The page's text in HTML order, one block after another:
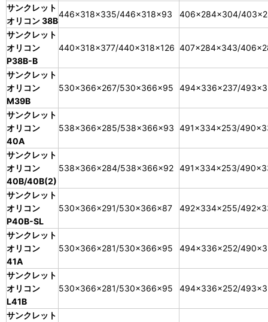
サンクレット
オリコン 38B
446×318×335/446×318×93
406×284×304/
サンクレット
オリコン
P38B-B
440×318×377/440×318×126 407×284×343/
サンクレット
オリコン
M39B
530×366×267/530×366×95 494×336×237/
サンクレット
オリコン
40A
538×366×285/538×366×93 491×334×253/
サンクレット
オリコン
40B/40B(2)
538×366×284/538×366×92 491×334×253/
サンクレット
オリコン
P40B-SL
530×366×291/530×366×87 492×334×255/
サンクレット
オリコン
41A
530×366×281/530×366×95 494×336×252/
サンクレット
オリコン
L41B
530×366×281/530×366×95 494×336×252/
サンクレット